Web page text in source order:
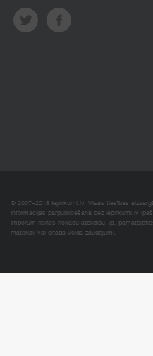
© 2007–2018 Iepirkumi.lv. Visas tiesības
Informācijas pārpublicēšana bez iepirkumi.lv
Imperum nenes nekādu atbildību, ja,
materiāli vai citāda veida zaudējumi.